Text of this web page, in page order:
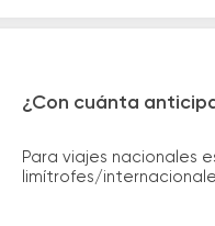
¿Con cuánta
Para viajes nacionales
limítrofes/